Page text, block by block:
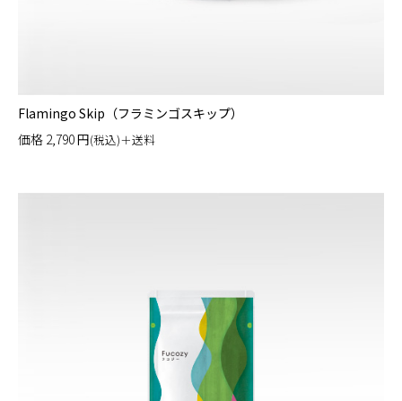
Flamingo Skip（フラミンゴスキップ）
価格 2,790円(税込)＋送料